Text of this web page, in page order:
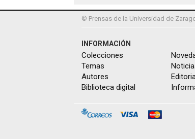
© Prensas de la Universidad de
INFORMACIÓN
Colecciones
Temas
Autores
Biblioteca digital